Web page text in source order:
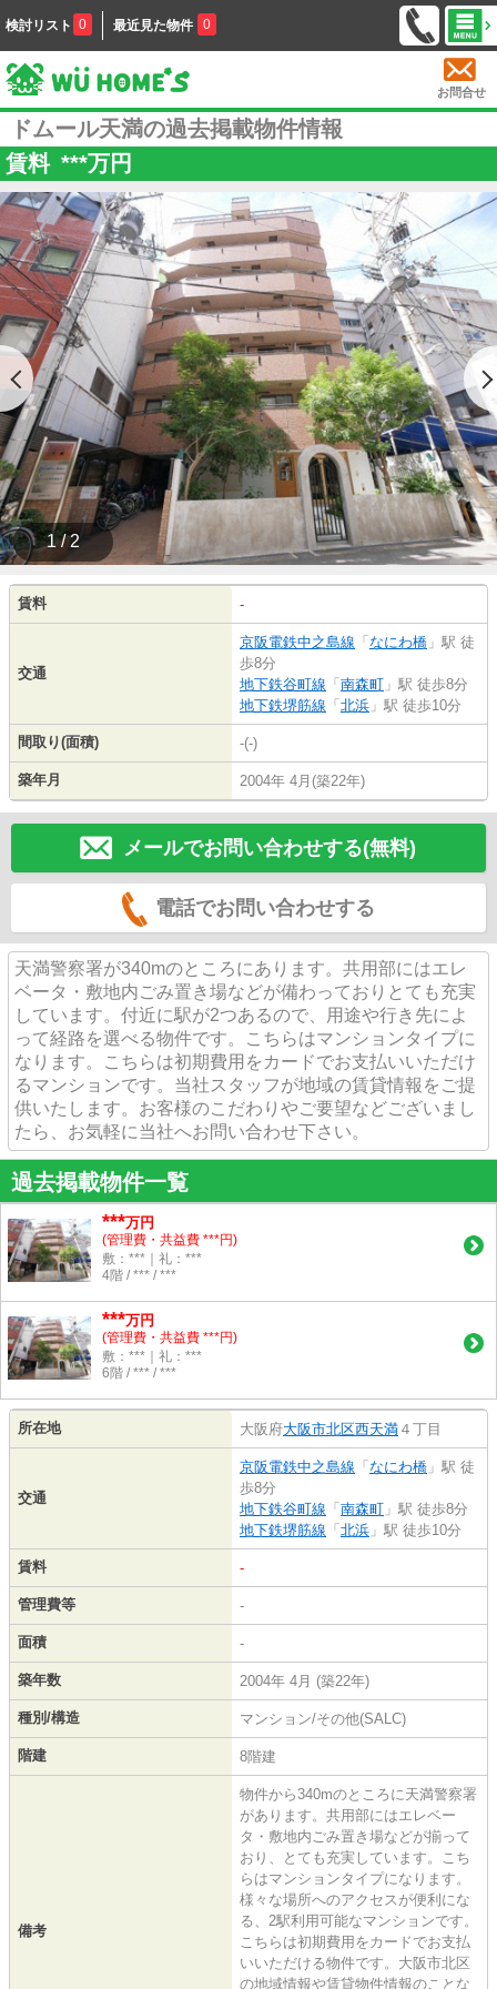
検討リスト 0 最近見た物件 0
お問合せ
ドムール天満の過去掲載物件情報
賃料 ***万円
1 / 2
賃料 -
交通
京阪電鉄中之島線 「 なにわ橋 」駅 徒
歩8分
地下鉄谷町線 「 南森町 」駅 徒歩8分
地下鉄堺筋線 「 北浜 」駅 徒歩10分
間取り(面積) -(-)
築年月 2004年 4月(築22年)
メールでお問い合わせする(無料)
電話でお問い合わせする
天満警察署が340mのところにあります。共用部にはエレ
ベータ・敷地内ごみ置き場などが備わっておりとても充実
しています。付近に駅が2つあるので、用途や行き先によ
って経路を選べる物件です。こちらはマンションタイプに
なります。こちらは初期費用をカードでお支払いいただけ
るマンションです。当社スタッフが地域の賃貸情報をご提
供いたします。お客様のこだわりやご要望などございまし
たら、お気軽に当社へお問い合わせ下さい。
過去掲載物件一覧
***万円
(管理費・共益費 ***円)
敷：***｜礼：***
4階 / *** / ***
***万円
(管理費・共益費 ***円)
敷：***｜礼：***
6階 / *** / ***
所在地 大阪府大阪市北区西天満 ４丁目
交通
京阪電鉄中之島線 「 なにわ橋 」駅 徒
歩8分
地下鉄谷町線 「 南森町 」駅 徒歩8分
地下鉄堺筋線 「 北浜 」駅 徒歩10分
賃料 -
管理費等 -
面積 -
築年数 2004年 4月 (築22年)
種別/構造 マンション/その他(SALC)
階建 8階建
備考
物件から340mのところに天満警察署
があります。共用部にはエレベー
タ・敷地内ごみ置き場などが揃って
おり、とても充実しています。こち
らはマンションタイプになります。
様々な場所へのアクセスが便利にな
る、2駅利用可能なマンションです。
こちらは初期費用をカードでお支払
いいただける物件です。大阪市北区
の地域情報や賃貸物件情報のことな